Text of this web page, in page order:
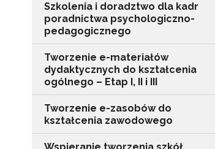
Szkolenia i doradztwo dla kadr
poradnictwa psychologiczno-
pedagogicznego
Tworzenie e-materiałów
dydaktycznych do kształcenia
ogólnego – Etap I, II i III
Tworzenie e-zasobów do
kształcenia zawodowego